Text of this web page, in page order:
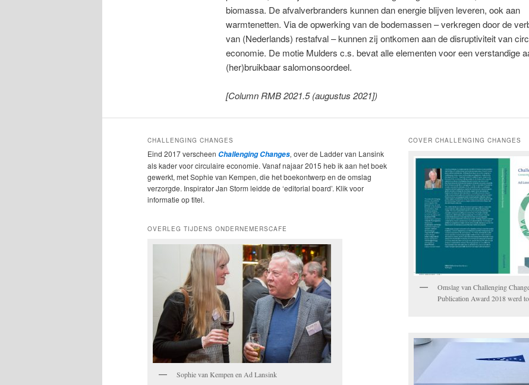
biomassa. De afvalverbranders kunnen dan energie blijven leveren, ook aan
warmtenetten. Via de opwerking van de bodemassen – verkregen door de
van (Nederlands) restafval – kunnen zij ontkomen aan de disruptiviteit van
economie. De motie Mulders c.s. bevat alle elementen voor een verstandige
(her)bruikbaar salomonsoordeel.
[Column RMB 2021.5 (augustus 2021])
CHALLENGING CHANGES
Eind 2017 verscheen Challenging Changes, over de Ladder van Lansink
als kader voor circulaire economie. Vanaf najaar 2015 heb ik aan het boek
gewerkt, met Sophie van Kempen, die het boekontwerp en de omslag
verzorgde. Inspirator Jan Storm leidde de ‘editorial board’. Klik voor
informatie op titel.
OVERLEG TIJDENS ONDERNEMERSCAFE
Sophie van Kempen en Ad Lansink
COVER CHALLENGING CHANGES
Omslag van Challenging
Publication Award 2018 werd